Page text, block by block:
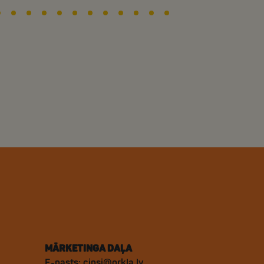
MĀRKETINGA DAĻA